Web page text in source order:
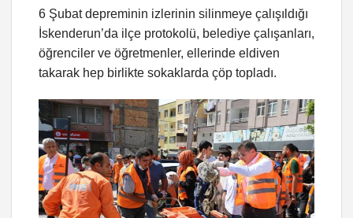
6 Şubat depreminin izlerinin silinmeye çalışıldığı
İskenderun’da ilçe protokolü, belediye çalışanları,
öğrenciler ve öğretmenler, ellerinde eldiven
takarak hep birlikte sokaklarda çöp topladı.